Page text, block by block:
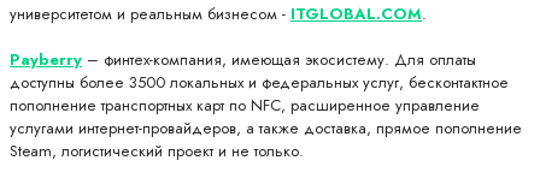
университетом и реальным бизнесом - ITGLOBAL.COM.
Payberry – финтех-компания, имеющая экосистему. Для оплаты
доступны более 3500 локальных и федеральных услуг, бесконтактное
пополнение транспортных карт по NFC, расширенное управление
услугами интернет-провайдеров, а также доставка, прямое пополнение
Steam, логистический проект и не только.